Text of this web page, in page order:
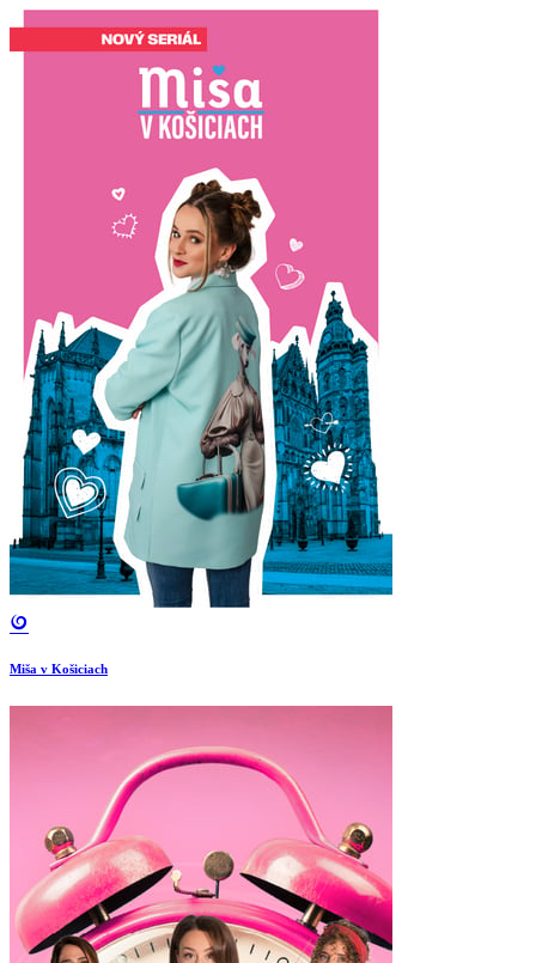
Miša v Košiciach